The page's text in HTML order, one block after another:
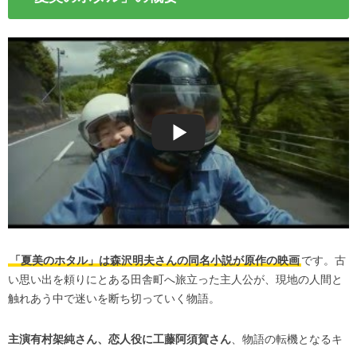
「夏美のホタル」は森沢明夫さんの同名小説が原作の映画です。古
い思い出を頼りにとある田舎町へ旅立った主人公が、現地の人間と
触れあう中で迷いを断ち切っていく物語。
主演有村架純さん、恋人役に工藤阿須賀さん 、物語の転機となるキ